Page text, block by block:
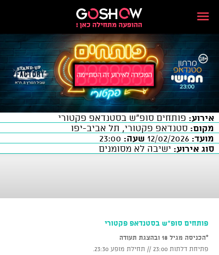
אירוע: פותחים סופ"ש בסטנדאפ פקטורי
מקום: סטנדאפ פקטורי, תל אביב-יפו
מועד:
שעה:
סוג אירוע: ישיבה לא מסומנים
פותחים סופ"ש בסטנדאפ פקטורי
*הכניסה מגיל 18 ובהצגת תעודה
פתיחת דלתות 23:00 // תחילת מופע 23:30.